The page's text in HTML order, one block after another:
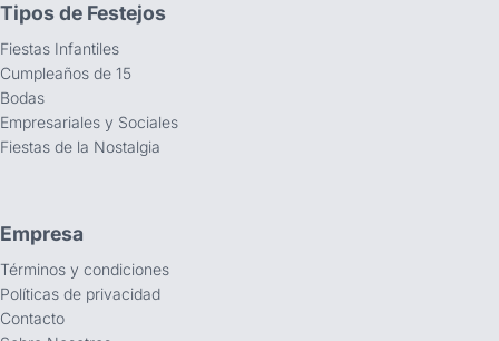
Tipos de Festejos
Fiestas Infantiles
Cumpleaños de 15
Bodas
Empresariales y Sociales
Fiestas de la Nostalgia
Empresa
Términos y condiciones
Políticas de privacidad
Contacto